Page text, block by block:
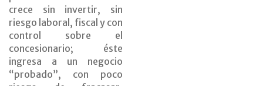
crece sin invertir, sin
riesgo laboral, fiscal y con
control sobre el
concesionario; éste
ingresa a un negocio
“probado”, con poco